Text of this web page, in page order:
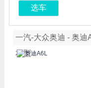
选车
一汽-大众奥迪 - 奥迪
本型